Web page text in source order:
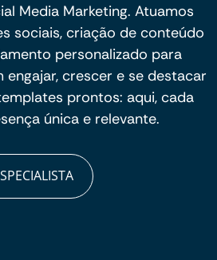
Media Marketing. Atuamos
sociais, criação de conteúdo
personalizado para
engajar, crescer e se destacar
prontos: aqui, cada
única e relevante.